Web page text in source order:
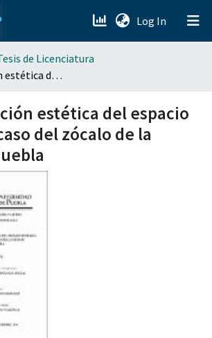
Log In (current)
de Licenciatura
La construcción estética del espacio público: el caso del zócalo de la ciudad de Puebla
estética del espacio
del zócalo de la